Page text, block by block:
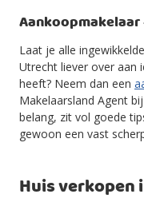
Aankoopmakelaar
Laat je alle
Utrecht liever over aan
heeft? Neem dan een
Makelaarsland Agent
belang, zit vol goede
gewoon een vast
Huis verkopen